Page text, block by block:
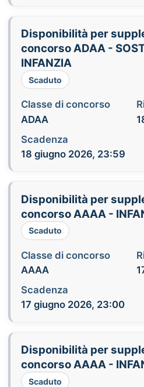
Disponibilità per
concorso ADAA -
INFANZIA
Scaduto
Classe di concorso
ADAA
Scadenza
18 giugno 2026, 23:59
Disponibilità per
concorso AAAA -
Scaduto
Classe di concorso
AAAA
Scadenza
17 giugno 2026, 23:00
Disponibilità per
concorso AAAA -
Scaduto